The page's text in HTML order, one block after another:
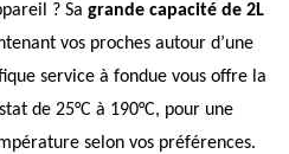
? Sa grande capacité de 2L
vos proches autour d’une
service à fondue vous offre la
de 25°C à 190°C, pour une
selon vos préférences.